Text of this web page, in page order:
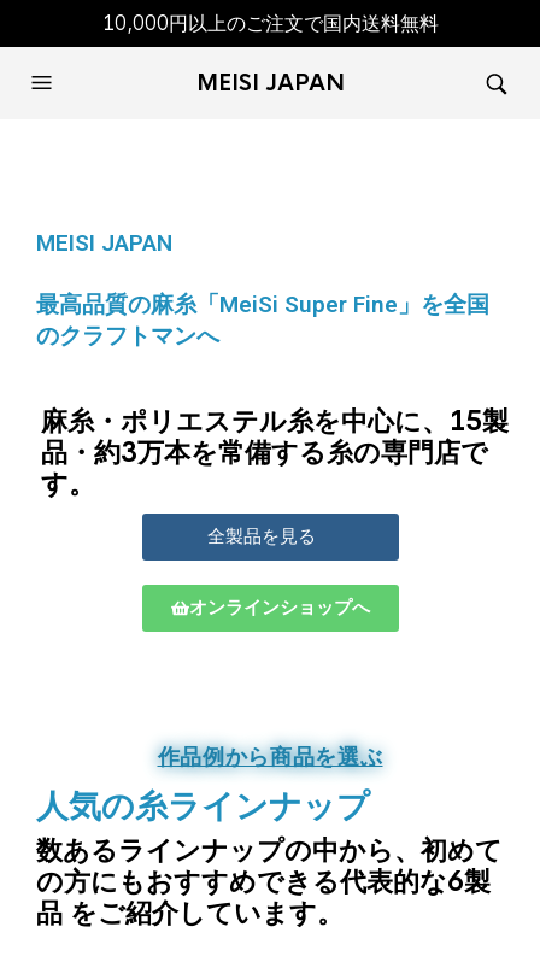
10,000円以上のご注文で国内送料無料
MEISI JAPAN
MEISI JAPAN
最高品質の麻糸「MeiSi Super Fine」を全国
のクラフトマンへ
麻糸・ポリエステル糸を中心に、15製
品・約3万本を常備する糸の専門店で
す。
全製品を見る
オンラインショップへ
作品例から商品を選ぶ
人気の糸ラインナップ
数あるラインナップの中から、 初めて
の方にもおすすめできる代表的な6製
品 をご紹介しています。